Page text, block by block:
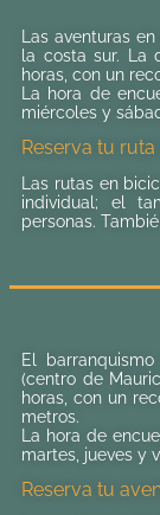
Las aventuras
la costa sur. La
horas, con un
La hora de
miércoles y
Reserva tu
Las rutas en
individual; el
personas.
El
(centro de
horas, con un
metros.
La hora de
martes, jueves y
Reserva tu